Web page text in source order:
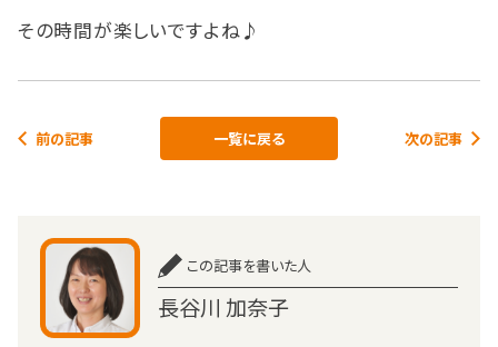
その時間が楽しいですよね♪
前の記事 一覧に戻る 次の記事
この記事を書いた人
長谷川 加奈子